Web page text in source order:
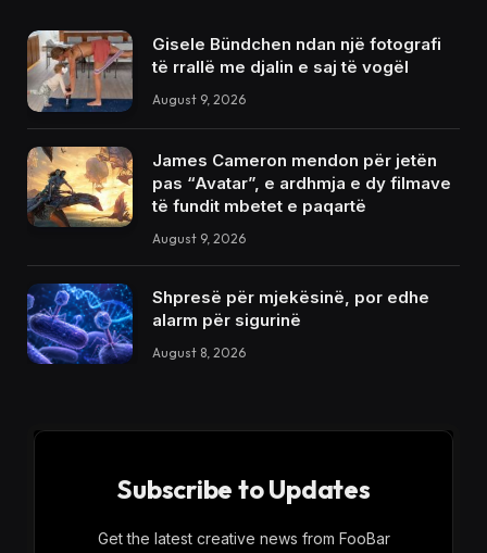
Gisele Bündchen ndan një fotografi
të rrallë me djalin e saj të vogël
August 9, 2026
James Cameron mendon për jetën
pas “Avatar”, e ardhmja e dy filmave
të fundit mbetet e paqartë
August 9, 2026
Shpresë për mjekësinë, por edhe
alarm për sigurinë
August 8, 2026
Subscribe to Updates
Get the latest creative news from FooBar